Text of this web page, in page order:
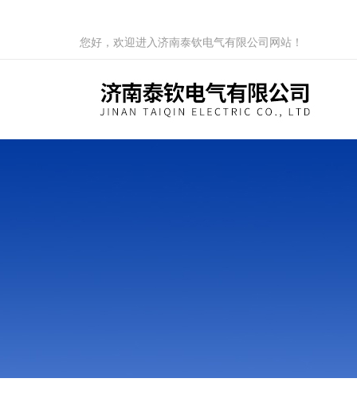
您好，欢迎进入济南泰钦电气有限公司网站！